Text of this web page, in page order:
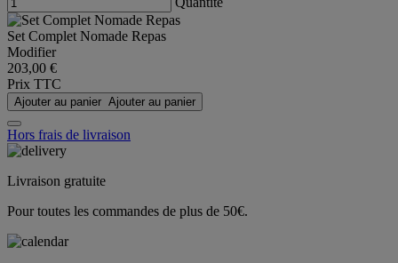
Set Complet Nomade Repas
Modifier
203,00 €
Prix TTC
Ajouter au panier Ajouter au panier
Hors frais de livraison
Livraison gratuite
Pour toutes les commandes de plus de 50€.